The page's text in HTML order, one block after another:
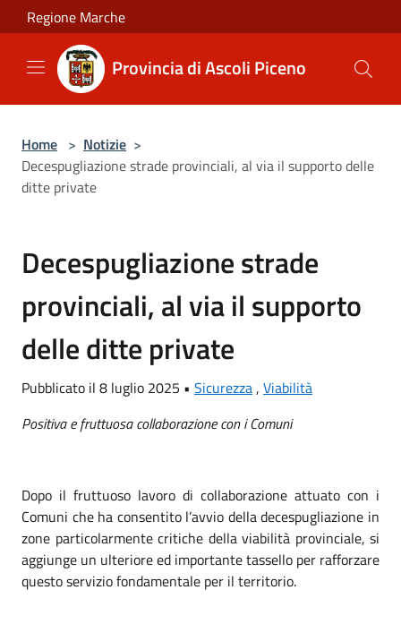
Salta al contenuto principale
Regione Marche
Provincia di Ascoli Piceno
Home > Notizie >
Decespugliazione strade provinciali, al via il supporto delle
ditte private
Decespugliazione strade
provinciali, al via il supporto
delle ditte private
Pubblicato il 8 luglio 2025 • Sicurezza, Viabilità
Positiva e fruttuosa collaborazione con i Comuni
Dopo il fruttuoso lavoro di collaborazione attuato con i
Comuni che ha consentito l’avvio della decespugliazione in
zone particolarmente critiche della viabilità provinciale, si
aggiunge un ulteriore ed importante tassello per rafforzare
questo servizio fondamentale per il territorio.